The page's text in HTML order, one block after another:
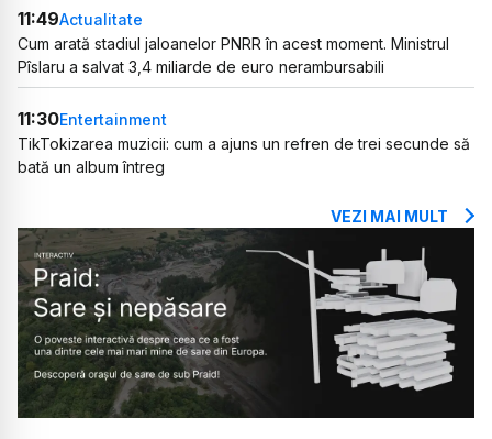
11:49Actualitate
Cum arată stadiul jaloanelor PNRR în acest moment. Ministrul
Pîslaru a salvat 3,4 miliarde de euro nerambursabili
11:30Entertainment
TikTokizarea muzicii: cum a ajuns un refren de trei secunde să
bată un album întreg
VEZI MAI MULT